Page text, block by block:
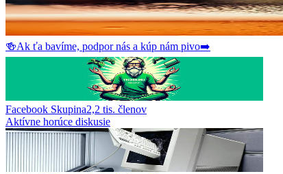
🍻Ak ťa bavíme, podpor nás a kúp nám pivo➡️
Facebook Skupina2,2 tis. členov
Aktívne horúce diskusie